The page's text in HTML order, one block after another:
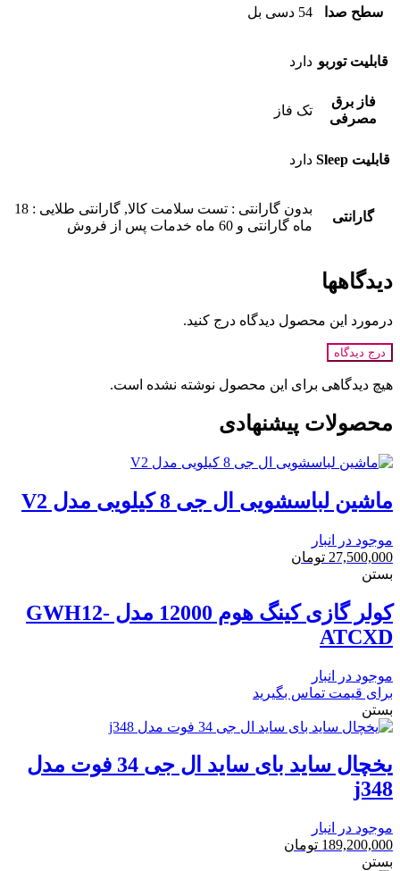
سطح صدا 54 دسی بل
قابلیت توربو دارد
فاز برق
مصرفی
تک فاز
قابلیت Sleep دارد
گارانتی
بدون گارانتی : تست سلامت کالا, گارانتی طلایی : 18
ماه گارانتی و 60 ماه خدمات پس از فروش
دیدگاهها
درمورد این محصول دیدگاه درج کنید.
درج دیدگاه
هیچ دیدگاهی برای این محصول نوشته نشده است.
محصولات پیشنهادی
ماشین لباسشویی ال جی 8 کیلویی مدل V2
موجود در انبار
27,500,000 تومان
بستن
کولر گازی کینگ هوم 12000 مدل GWH12-
ATCXD
موجود در انبار
برای قیمت تماس بگیرید
بستن
یخچال ساید بای ساید ال جی 34 فوت مدل
j348
موجود در انبار
189,200,000 تومان
بستن